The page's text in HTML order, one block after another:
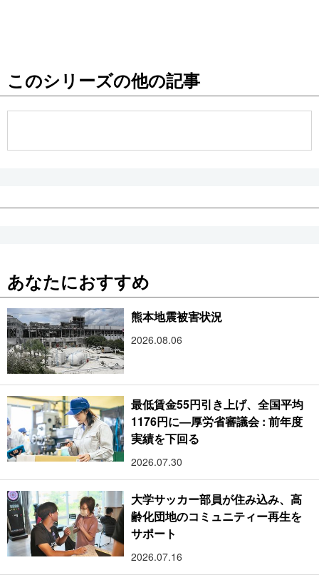
東京
このシリーズの他の記事
あなたにおすすめ
熊本地震被害状況
2026.08.06
最低賃金55円引き上げ、全国平均
1176円に―厚労省審議会 : 前年度
実績を下回る
2026.07.30
大学サッカー部員が住み込み、高
齢化団地のコミュニティー再生を
サポート
2026.07.16